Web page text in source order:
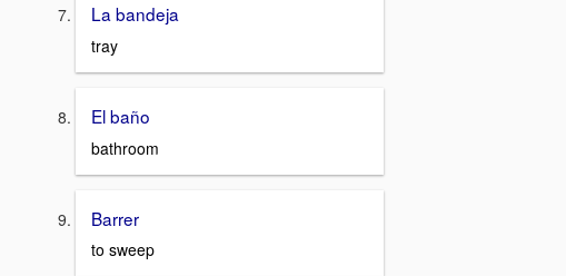
La bandeja
tray
El baño
bathroom
Barrer
to sweep